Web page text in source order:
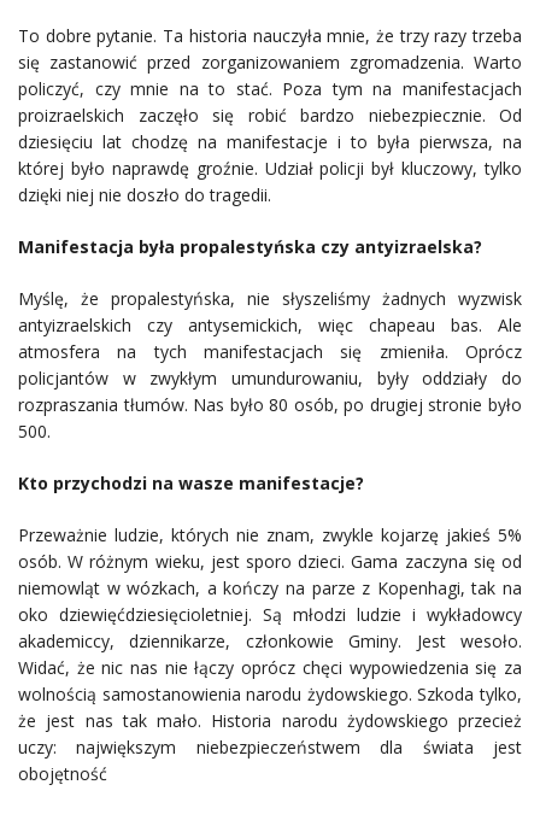
To dobre pytanie. Ta historia nauczyła mnie, że trzy razy trzeba
się zastanowić przed zorganizowaniem zgromadzenia. Warto
policzyć, czy mnie na to stać. Poza tym na manifestacjach
proizraelskich zaczęło się robić bardzo niebezpiecznie. Od
dziesięciu lat chodzę na manifestacje i to była pierwsza, na
której było naprawdę groźnie. Udział policji był kluczowy, tylko
dzięki niej nie doszło do tragedii.
Manifestacja była propalestyńska czy antyizraelska?
Myślę, że propalestyńska, nie słyszeliśmy żadnych wyzwisk
antyizraelskich czy antysemickich, więc chapeau bas. Ale
atmosfera na tych manifestacjach się zmieniła. Oprócz
policjantów w zwykłym umundurowaniu, były oddziały do
rozpraszania tłumów. Nas było 80 osób, po drugiej stronie było
500.
Kto przychodzi na wasze manifestacje?
Przeważnie ludzie, których nie znam, zwykle kojarzę jakieś 5%
osób. W różnym wieku, jest sporo dzieci. Gama zaczyna się od
niemowląt w wózkach, a kończy na parze z Kopenhagi, tak na
oko dziewięćdziesięcioletniej. Są młodzi ludzie i wykładowcy
akademiccy, dziennikarze, członkowie Gminy. Jest wesoło.
Widać, że nic nas nie łączy oprócz chęci wypowiedzenia się za
wolnością samostanowienia narodu żydowskiego. Szkoda tylko,
że jest nas tak mało. Historia narodu żydowskiego przecież
uczy: największym niebezpieczeństwem dla świata jest
obojętność